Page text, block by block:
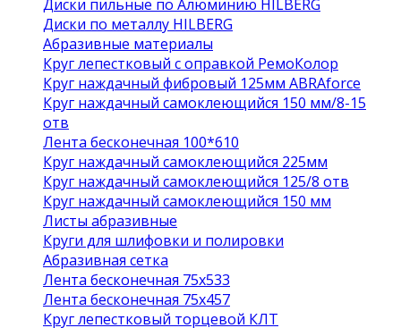
Диски пильные по Алюминию HILBERG
Диски по металлу HILBERG
Абразивные материалы
Круг лепестковый с оправкой РемоКолор
Круг наждачный фибровый 125мм ABRAforce
Круг наждачный самоклеющийся 150 мм/8-15
отв
Лента бесконечная 100*610
Круг наждачный самоклеющийся 225мм
Круг наждачный самоклеющийся 125/8 отв
Круг наждачный самоклеющийся 150 мм
Листы абразивные
Круги для шлифовки и полировки
Абразивная сетка
Лента бесконечная 75х533
Лента бесконечная 75х457
Круг лепестковый торцевой КЛТ